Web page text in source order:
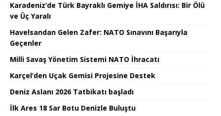
Karadeniz’de Türk Bayraklı Gemiye İHA Saldırısı: Bir Ölü
ve Üç Yaralı
Havelsandan Gelen Zafer: NATO Sınavını Başarıyla
Geçenler
Milli Savaş Yönetim Sistemi NATO İhracatı
Karçel’den Uçak Gemisi Projesine Destek
Deniz Aslanı 2026 Tatbikatı başladı
İlk Ares 18 Sar Botu Denizle Buluştu